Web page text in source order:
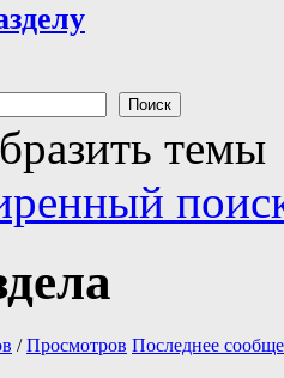
темы
/Просмотров Последнее